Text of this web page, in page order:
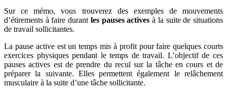
Sur ce mémo, vous trouverez des exemples de mouvements
d’étirements à faire durant les pauses actives à la suite de situations
de travail sollicitantes.
La pause active est un temps mis à profit pour faire quelques courts
exercices physiques pendant le temps de travail. L’objectif de ces
pauses actives est de prendre du recul sur la tâche en cours et de
préparer la suivante. Elles permettent également le relâchement
musculaire à la suite d’une tâche sollicitante.